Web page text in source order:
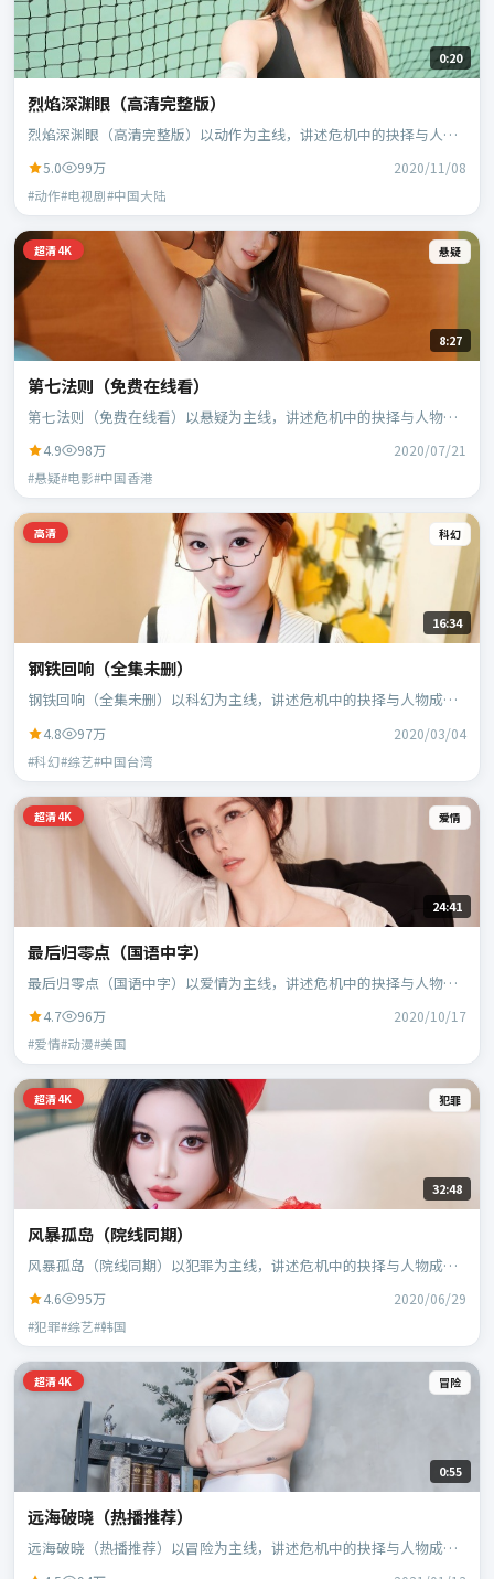
0:20
烈焰深渊眼（高清完整版）
烈焰深渊眼（高清完整版）以动作为主线，讲述危机中的抉择与人物
5.0 99万 2020/11/08
#动作#电视剧#中国大陆
超清4K 悬疑
8:27
第七法则（免费在线看）
第七法则（免费在线看）以悬疑为主线，讲述危机中的抉择与人物成
4.9 98万 2020/07/21
#悬疑#电影#中国香港
高清 科幻
16:34
钢铁回响（全集未删）
钢铁回响（全集未删）以科幻为主线，讲述危机中的抉择与人物成
4.8 97万 2020/03/04
#科幻#综艺#中国台湾
超清4K 爱情
24:41
最后归零点（国语中字）
最后归零点（国语中字）以爱情为主线，讲述危机中的抉择与人物成
4.7 96万 2020/10/17
#爱情#动漫#美国
超清4K 犯罪
32:48
风暴孤岛（院线同期）
风暴孤岛（院线同期）以犯罪为主线，讲述危机中的抉择与人物成
4.6 95万 2020/06/29
#犯罪#综艺#韩国
超清4K 冒险
0:55
远海破晓（热播推荐）
远海破晓（热播推荐）以冒险为主线，讲述危机中的抉择与人物成